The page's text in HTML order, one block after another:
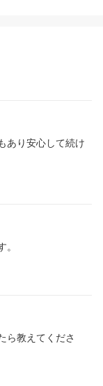
あり安心して続け
ら教えてくださ